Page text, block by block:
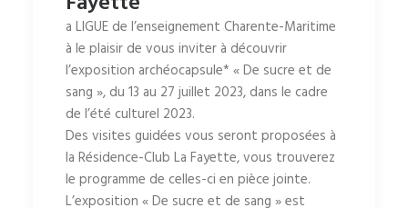
a LIGUE de l’enseignement Charente-Maritime
à le plaisir de vous inviter à découvrir
l’exposition archéocapsule* « De sucre et de
sang », du 13 au 27 juillet 2023, dans le cadre
de l’été culturel 2023.
Des visites guidées vous seront proposées à
la Résidence-Club La Fayette, vous trouverez
le programme de celles-ci en pièce jointe.
L’exposition « De sucre et de sang » est